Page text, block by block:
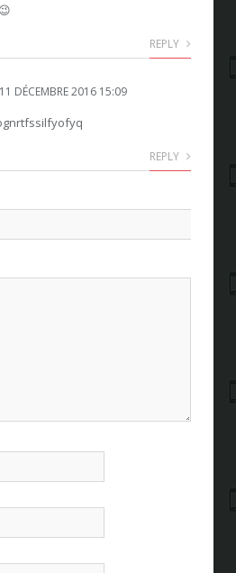
REPLY
11 DÉCEMBRE 2016 15:09
REPLY